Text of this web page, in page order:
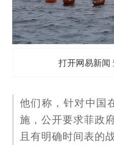
打开网易新闻
他们称，针对中国
施，公开要求菲政
且有明确时间表的